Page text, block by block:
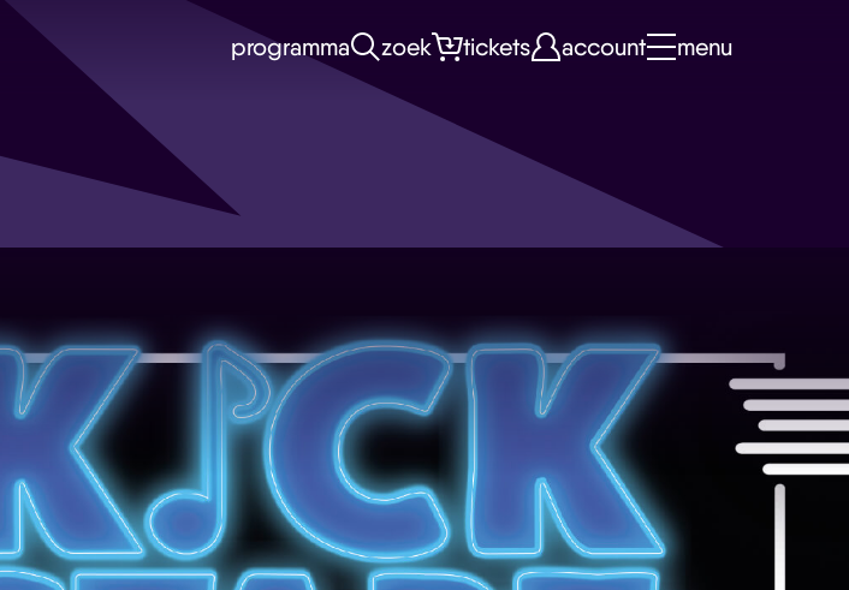
navigatie
programma zoek tickets account menu